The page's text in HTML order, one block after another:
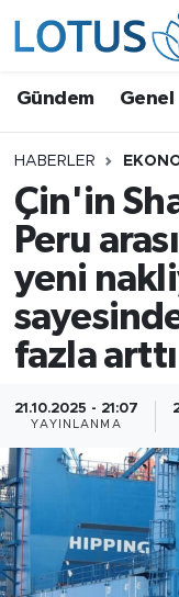
Gündem Genel
HABERLER
Çin'in
Peru
yeni
fazla arttı
21.10.2025 - 21:07
YAYINLANMA
Ekonomi
Dünya
Politika
Kültür -
Yaşam
Bilim ve
Çin Fuarları
Gündem
Video